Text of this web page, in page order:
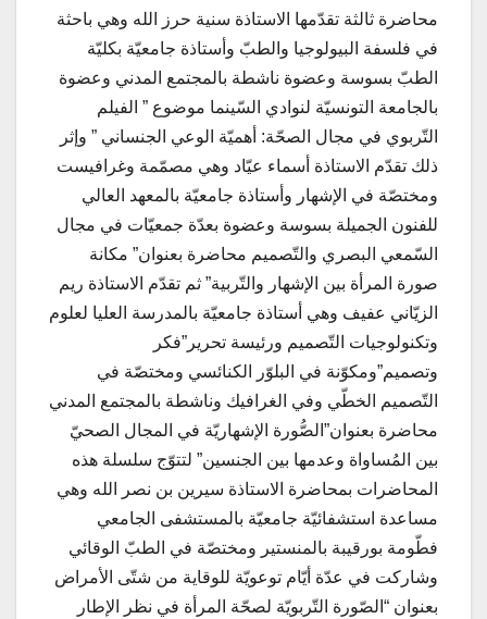
محاضرة ثالثة تقدّمها الاستاذة سنية حرز الله وهي باحثة
في فلسفة البيولوجيا والطبّ وأستاذة جامعيّة بكليّة
الطبّ بسوسة وعضوة ناشطة بالمجتمع المدني وعضوة
بالجامعة التونسيّة لنوادي السّينما موضوع ” الفيلم
التّربوي في مجال الصحّة: أهميّة الوعي الجنساني ” وإثر
ذلك تقدّم الاستاذة أسماء عيّاد وهي مصمّمة وغرافيست
ومختصّة في الإشهار وأستاذة جامعيّة بالمعهد العالي
للفنون الجميلة بسوسة وعضوة بعدّة جمعيّات في مجال
السّمعي البصري والتّصميم محاضرة بعنوان” مكانة
صورة المرأة بين الإشهار والتّربية” ثم تقدّم الاستاذة ريم
الزيّاني عفيف وهي أستاذة جامعيّة بالمدرسة العليا لعلوم
وتكنولوجيات التّصميم ورئيسة تحرير”فكر
وتصميم”ومكوّنة في البلوّر الكنائسي ومختصّة في
التّصميم الخطّي وفي الغرافيك وناشطة بالمجتمع المدني
محاضرة بعنوان”الصُّورة الإشهاريّة في المجال الصحيّ
بين المُساواة وعدمها بين الجنسين” لتتوّج سلسلة هذه
المحاضرات بمحاضرة الاستاذة سيرين بن نصر الله وهي
مساعدة استشفائيّة جامعيّة بالمستشفى الجامعي
فطّومة بورقيبة بالمنستير ومختصّة في الطبّ الوقائي
وشاركت في عدّة أيّام توعويّة للوقاية من شتّى الأمراض
بعنوان “الصّورة التّربويّة لصحّة المرأة في نظر الإطار